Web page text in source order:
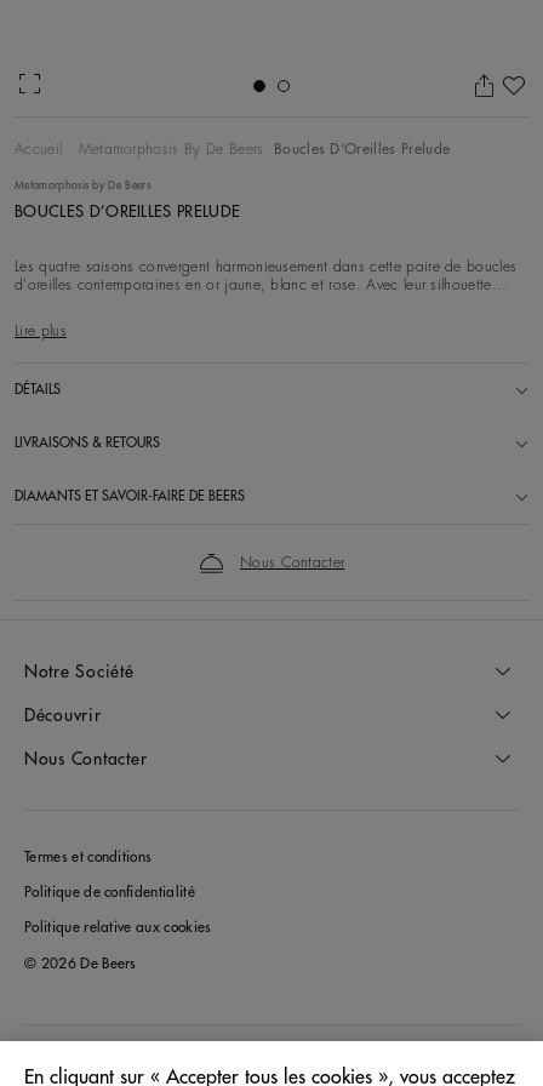
Accueil Metamorphosis By De Beers Boucles D’Oreilles Prelude
Metamorphosis by De Beers
BOUCLES D’OREILLES PRELUDE
Les quatre saisons convergent harmonieusement dans cette paire de boucles
d'oreilles contemporaines en or jaune, blanc et rose. Avec leur silhouette
Lire plus
DÉTAILS
LIVRAISONS & RETOURS
DIAMANTS ET SAVOIR-FAIRE DE BEERS
Nous Contacter
Notre Société
Découvrir
Nous Contacter
Termes et conditions
Politique de confidentialité
Politique relative aux cookies
© 2026 De Beers
Canada
En cliquant sur « Accepter tous les cookies », vous acceptez